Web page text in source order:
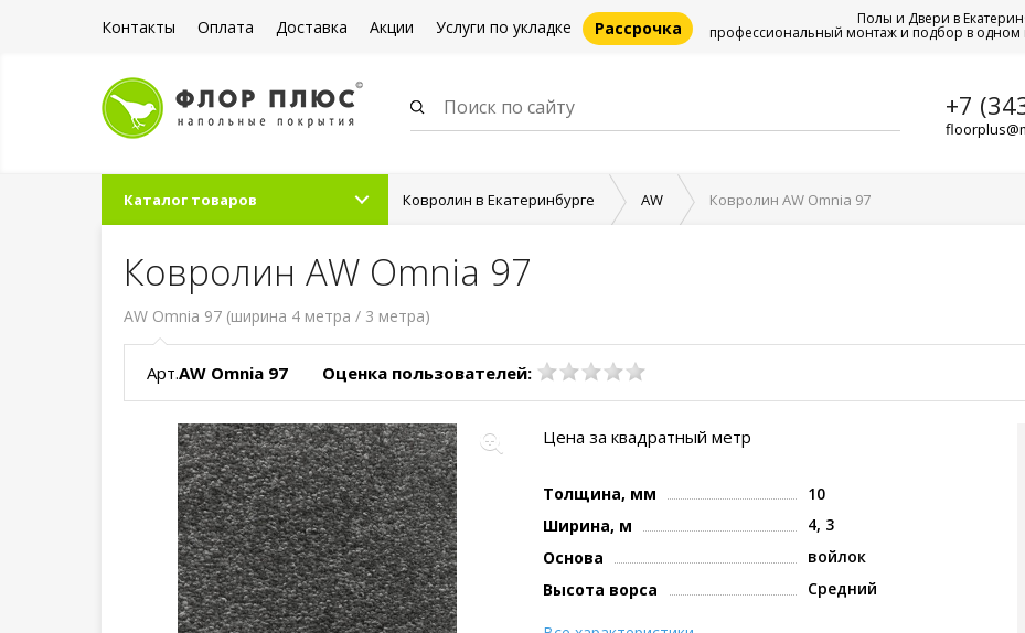
Контакты Оплата Доставка Акции Услуги по укладке Рассрочка Полы и Двери в
профессиональный монтаж и подбор в одном
+7
Каталог товаров Ковролин в Екатеринбурге AW Ковролин AW Omnia 97
Ковролин AW Omnia 97
AW Omnia 97 (ширина 4 метра / 3 метра)
Арт.AW Omnia 97 Оценка пользователей:
Цена за квадратный метр
Толщина, мм
10
Ширина, м
4, 3
Основа
войлок
Высота ворса
Средний